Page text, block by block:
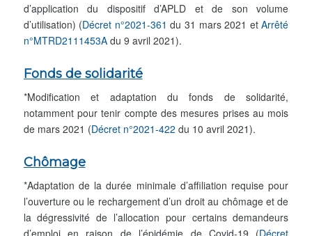
d’application du dispositif d’APLD et de son volume
d’utilisation) (Décret n°2021-361 du 31 mars 2021 etArrêté
n°MTRD2111453Adu 9 avril 2021).
Fonds de solidarité
*Modification et adaptation du fonds de solidarité,
notamment pour tenir compte des mesures prises au mois
de mars 2021 (Décret n°2021-422 du 10 avril 2021).
Chômage
*Adaptation de la durée minimale d’affiliation requise pour
l’ouverture ou le rechargement d’un droit au chômage et de
la dégressivité de l’allocation pour certains demandeurs
d’emploi en raison de l’épidémie de Covid-19 (Décret